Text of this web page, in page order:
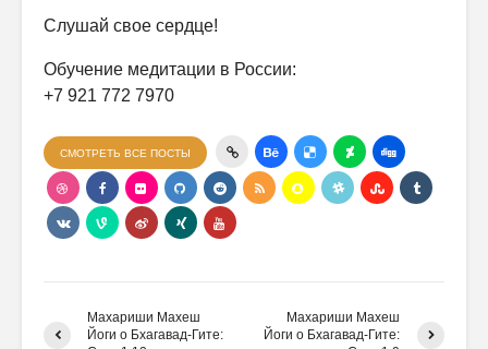
Слушай свое сердце!
Обучение медитации в России:
+7 921 772 7970
СМОТРЕТЬ ВСЕ ПОСТЫ
Махариши Махеш
Йоги о Бхагавад-Гите:
Махариши Махеш
Йоги о Бхагавад-Гите: